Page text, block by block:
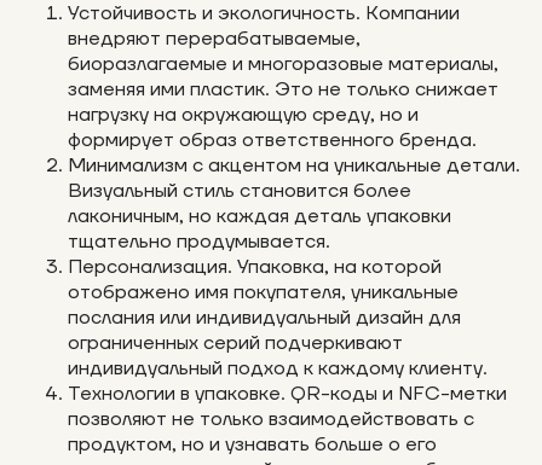
Устойчивость и экологичность. Компании
внедряют перерабатываемые,
биоразлагаемые и многоразовые материалы,
заменяя ими пластик. Это не только снижает
нагрузку на окружающую среду, но и
формирует образ ответственного бренда.
Минимализм с акцентом на уникальные детали.
Визуальный стиль становится более
лаконичным, но каждая деталь упаковки
тщательно продумывается.
Персонализация. Упаковка, на которой
отображено имя покупателя, уникальные
послания или индивидуальный дизайн для
ограниченных серий подчеркивают
индивидуальный подход к каждому клиенту.
Технологии в упаковке. QR-коды и NFC-метки
позволяют не только взаимодействовать с
продуктом, но и узнавать больше о его